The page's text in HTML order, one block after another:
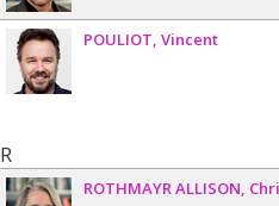
POULIOT Vincent
R
ROTHMAYR ALLISON